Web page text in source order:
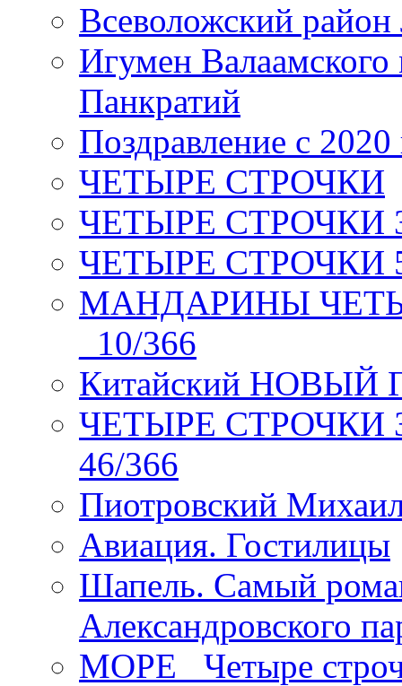
Всеволожский район
Игумен
Панкратий
Поздравление с 2020
ЧЕТЫРЕ СТРОЧКИ
ЧЕТЫРЕ СТРОЧКИ 3
ЧЕТЫРЕ СТРОЧКИ 5
МАНДАРИНЫ
_10/366
Китайский НОВЫЙ
ЧЕТЫРЕ СТРОЧКИ
46/366
Пиотровский
Авиация. Гостилицы
Шапель. Самый
Александровского
МОРЕ _Четыре